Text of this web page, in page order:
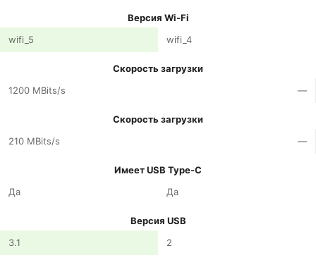
Версия Wi-Fi
wifi_5
wifi_4
Скорость загрузки
1200 MBits/s
—
Скорость загрузки
210 MBits/s
—
Имеет USB Type-C
Да
Да
Версия USB
3.1
2